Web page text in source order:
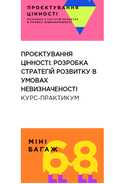
ПРОЄКТУВАННЯ
ЦІННОСТІ: РОЗРОБКА
СТРАТЕГІЙ РОЗВИТКУ В
УМОВАХ
НЕВИЗНАЧЕНОСТІ
КУРС-ПРАКТИКУМ